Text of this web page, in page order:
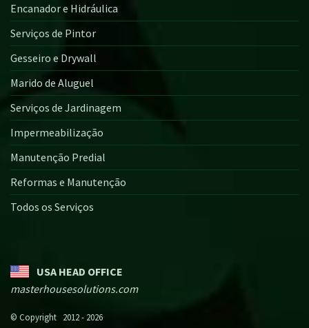
Encanador e Hidráulica
Serviços de Pintor
Gesseiro e Drywall
Marido de Aluguel
Serviços de Jardinagem
Impermeabilização
Manutenção Predial
Reformas e Manutenção
Todos os Serviços
USA HEAD OFFICE
masterhousesolutions.com
© Copyright 2012 - 2026